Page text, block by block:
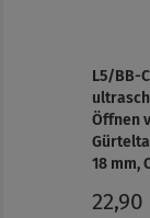
L5/BB-
Öffnen
18 mm,